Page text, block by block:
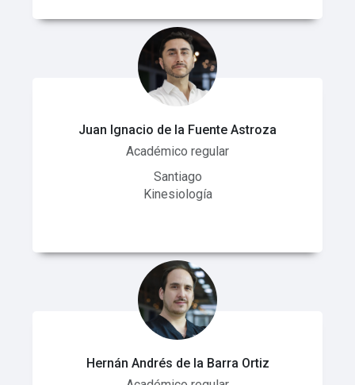
Juan Ignacio de la Fuente Astroza
Académico regular
Santiago
Kinesiología
Hernán Andrés de la Barra Ortiz